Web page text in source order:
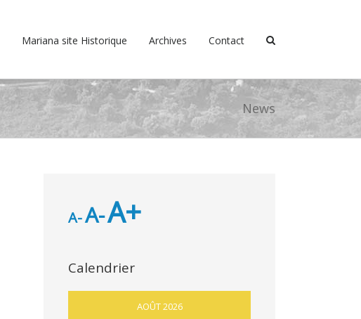
Mariana site Historique Archives Contact
News
A-A-A+
Calendrier
AOÛT 2026